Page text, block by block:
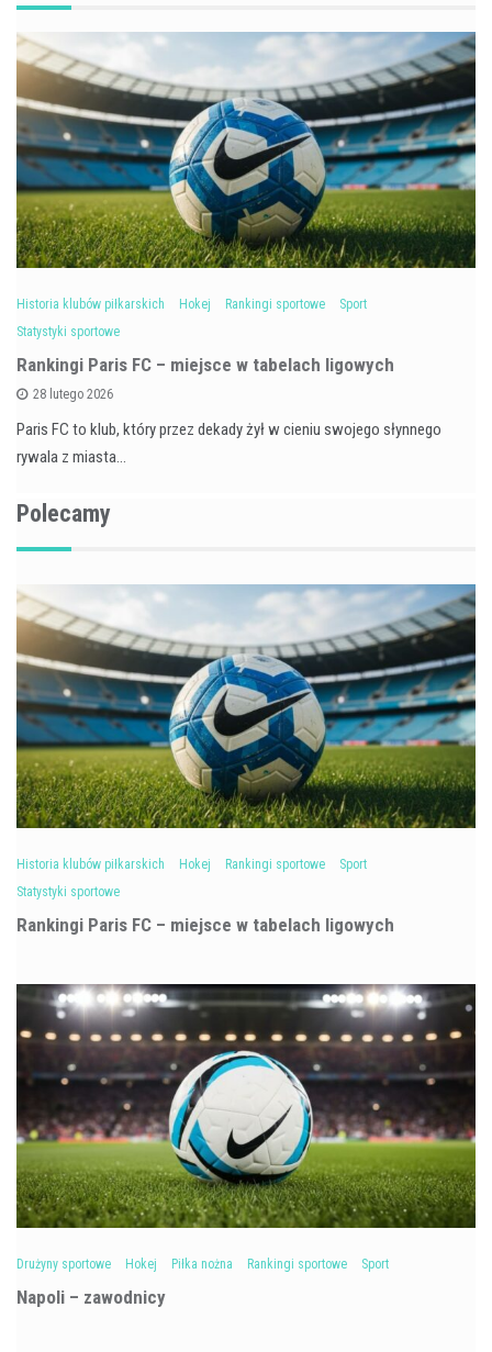
Historia klubów piłkarskich Hokej Rankingi sportowe
Sport
Statystyki sportowe
Rankingi Paris FC – miejsce w tabelach ligowych
28 lutego 2026
Paris FC to klub, który przez dekady żył w cieniu swojego słynnego
rywala z miasta…
Polecamy
Historia klubów piłkarskich Hokej Rankingi sportowe
Sport
Statystyki sportowe
Rankingi Paris FC – miejsce w tabelach ligowych
Drużyny sportowe Hokej Piłka nożna Rankingi sportowe Sport
Napoli – zawodnicy